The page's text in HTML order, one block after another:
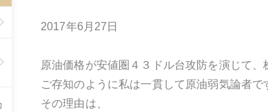
2017年6月27日
原油価格が安値圏４３ドル台攻防を演じて
ご存知のように私は一貫して原油弱気論者で
その理由は、